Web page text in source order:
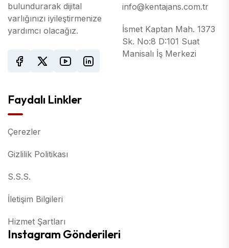
bulundurarak dijital
varlığınızı iyileştirmenize
yardımcı olacağız.
info@kentajans.com.tr
İsmet Kaptan Mah. 1373
Sk. No:8 D:101 Suat
Manisalı İş Merkezi
Faydalı Linkler
Çerezler
Gizlilik Politikası
S.S.S.
İletişim Bilgileri
Hizmet Şartları
Instagram Gönderileri